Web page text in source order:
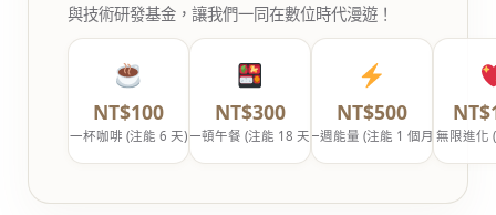
與技術研發基金，讓我們一同在數位時代漫遊！
NT$100
一杯咖啡 (注能 6 天)
NT$300
一頓午餐 (注能 18 天)
NT$500
一週能量 (注能 1 個月)無限進化